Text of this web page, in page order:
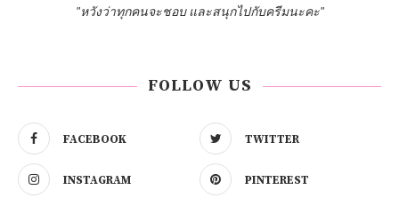
"หวังว่าทุกคนจะชอบ และสนุกไปกับครีมนะคะ"
FOLLOW US
FACEBOOK TWITTER
INSTAGRAM PINTEREST